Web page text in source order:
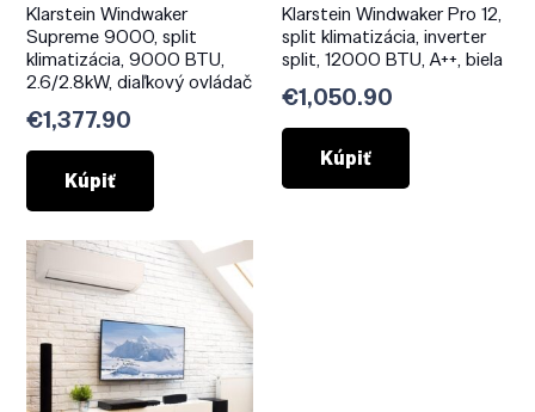
Klarstein Windwaker
Supreme 9000, split
klimatizácia, 9000 BTU,
2.6/2.8kW, diaľkový ovládač
€1,377.90
Kúpiť
Klarstein Windwaker Pro 12,
split klimatizácia, inverter
split, 12000 BTU, A++, biela
€1,050.90
Kúpiť